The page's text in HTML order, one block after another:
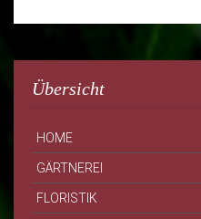
Übersicht
HOME
GÄRTNEREI
FLORISTIK